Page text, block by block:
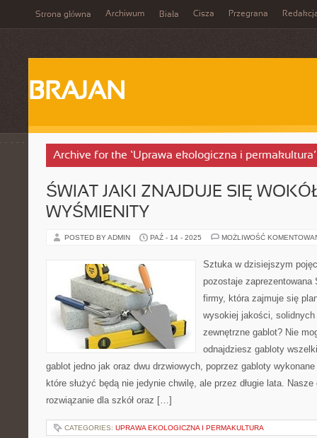
Strona główna Archiwum Biała Cisza Przegrana
BRAJAN
Archive for the ‘Uprawa ekologiczna i
ŚWIAT JAKI ZNAJDUJE SIĘ
WYŚMIENITY
POSTED BY ADMIN PAŹ - 14 - 2025 MOŻLIWOŚĆ
Sztuka w dzisiejszym
pozostaje zaprezentowana
firmy, która zajmuje się
wysokiej jakości,
zewnętrzne gablot? Nie
odnajdziesz gabloty
gablot jedno jak oraz dwu drzwiowych, poprzez gabloty wykonane
które służyć będą nie jedynie chwilę, ale przez długie lata.
rozwiązanie dla szkół oraz […]
CATEGORIES: UPRAWA EKOLOGICZNA I PERMAKULTURA